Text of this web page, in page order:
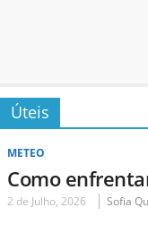
Úteis
METEO
Como
2 de Julho, 2026 Sofia